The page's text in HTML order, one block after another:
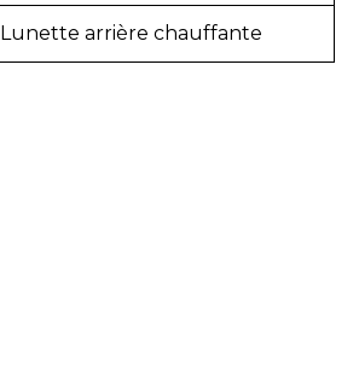
Lunette arrière chauffante